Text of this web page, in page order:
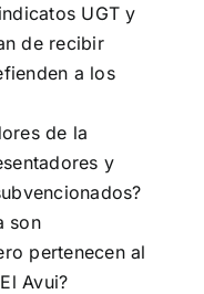
UGT y
de recibir
a los
de la
y
son
pertenecen al
Avui?